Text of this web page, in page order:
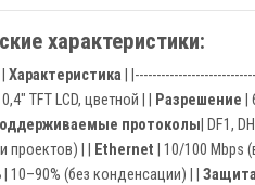
характеристики:
Характеристика |
TFT LCD, цветной | | Разрешение
протоколы | DF1,
проектов) | |
Ethernet | 10/100 Mbps
| 10–90% (без конденсации) | |